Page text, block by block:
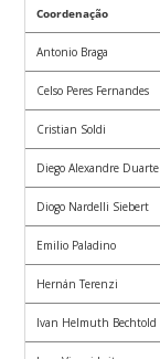
Coordenação
Antonio Braga
Celso Peres Fernandes
Cristian Soldi
Diego Alexandre Duarte
Diogo Nardelli Siebert
Emilio Paladino
Hernán Terenzi
Ivan Helmuth Bechtold